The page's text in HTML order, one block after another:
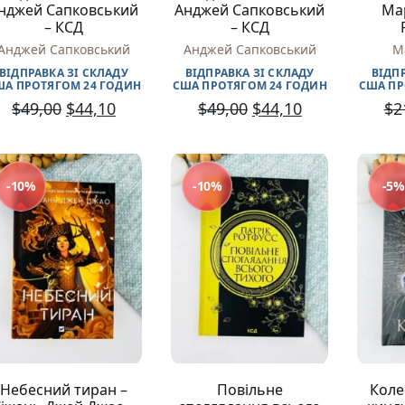
Читаємо англійською
Книги за віком
Книги для малюків 0-2 років
Книги для дошкільнят 2-4 років
Книги для дітей 4-6 років
Книги для дітей 6-10 років
Книги для молоді 15+
Книги для дорослих 18+
Для дорослих
Сучасна українська проза
Українська класика
Світова класика
Зарубіжні письменники
Проза
Романи
Поезія та драматургія
Фантастика та фентезі
Сапковський
– КСД
Сапковський
ВІДПРАВКА ЗІ СКЛАДУ
ПРОТЯГОМ 24 ГОДИН
$49,00 $44,10
Анджей Сапковський
– КСД
Анджей Сапковський
ВІДПРАВКА ЗІ СКЛАДУ
США ПРОТЯГОМ 24 ГОДИН
$49,00 $44,10
США
$
-10%
Небесний тиран –
-10%
Повільне
-5%